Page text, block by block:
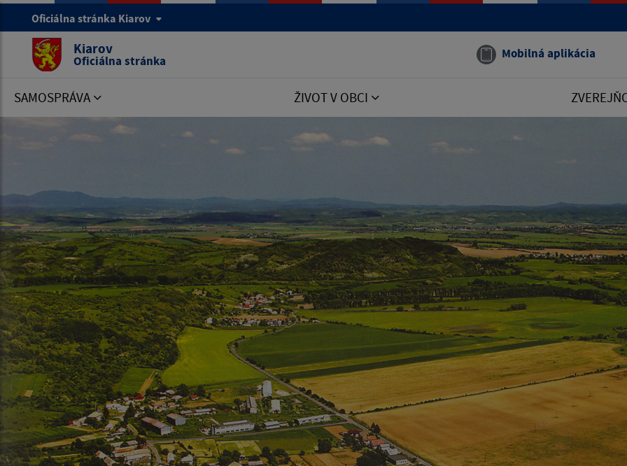
Oficiálna stránka Kiarov
Kiarov
Oficiálna stránka Mobilná aplikácia
SAMOSPRÁVA ŽIVOT V OBCI